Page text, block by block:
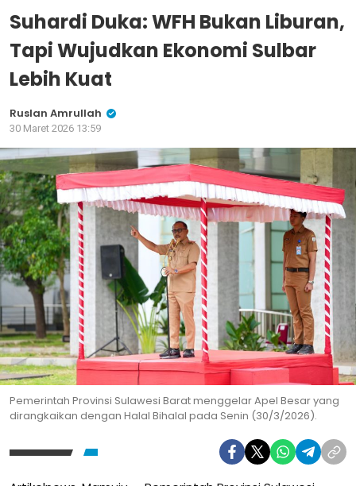
Suhardi Duka: WFH Bukan Liburan,
Tapi Wujudkan Ekonomi Sulbar
Lebih Kuat
Ruslan Amrullah
30 Maret 2026 13:59
Pemerintah Provinsi Sulawesi Barat menggelar Apel Besar yang
dirangkaikan dengan Halal Bihalal pada Senin (30/3/2026).